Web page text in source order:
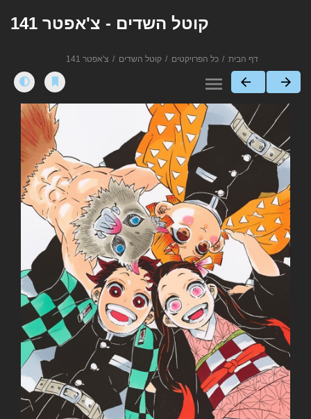
קוטל השדים - צ'אפטר 141
דף הבית כל הפרויקטים קוטל השדים צ'אפטר 141